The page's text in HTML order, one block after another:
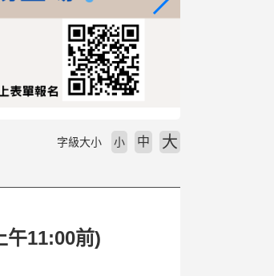
字級大小 小 中 大
午11:00前)